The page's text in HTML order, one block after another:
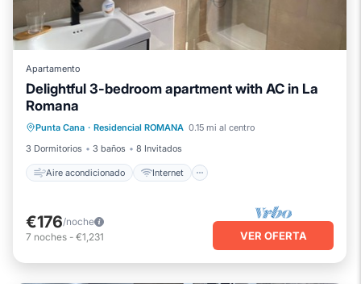
Apartamento
Delightful 3-bedroom apartment with AC in La
Romana
Punta Cana · Residencial ROMANA 0.15 mi al centro
3 Dormitorios
3 baños 8 Invitados
Aire acondicionado Internet
Apto para niños
Lavandería
€176/noche
7 noches - €1,231 VER OFERTA